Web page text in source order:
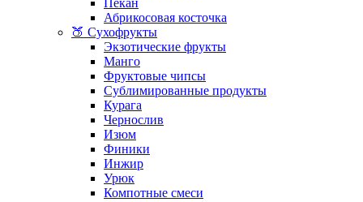
Пекан
Абрикосовая косточка
🍑 Сухофрукты
Экзотические фрукты
Манго
Фруктовые чипсы
Сублимированные продукты
Курага
Чернослив
Изюм
Финики
Инжир
Урюк
Компотные смеси